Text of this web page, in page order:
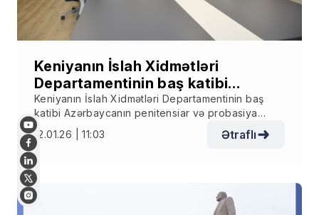
Keniyanın İslah Xidmətləri
Departamentinin baş katibi
Azərbaycanın penitensiar və
probasiya sahəsində təcrübəsi ilə
tanış olub
Keniyanın İslah Xidmətləri Departamentinin baş
katibi Azərbaycanın penitensiar və probasiya
sahəsində təcrübəsi ilə tanış olub
12.01.26 | 11:03 Ətraflı